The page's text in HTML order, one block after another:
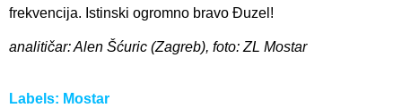
frekvencija. Istinski ogromno bravo Đuzel!
analitičar: Alen Šćuric (Zagreb), foto: ZL Mostar
Labels: Mostar